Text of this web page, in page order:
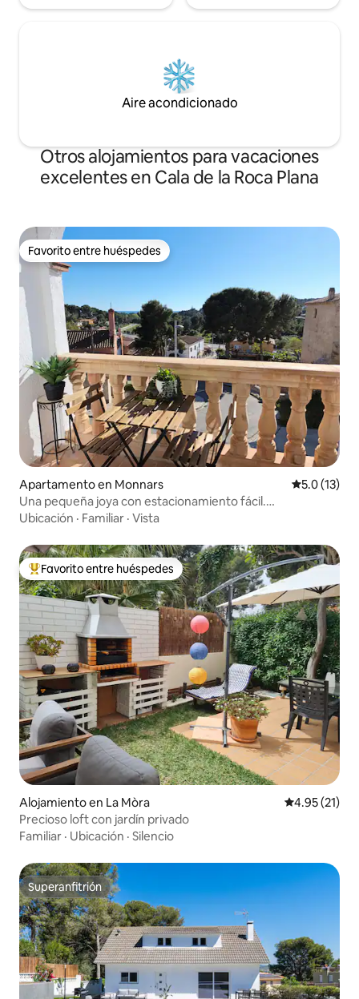
Aire acondicionado
Otros alojamientos para vacaciones
excelentes en Cala de la Roca Plana
Favorito entre huéspedes
Favorito entre huéspedes
Apartamento en Monnars Calificación
5.0 (13)
Una pequeña joya con estacionamiento fácil.
Apartamento La Pubilla
Ubicación · Familiar · Vista
Favorito entre huéspedes preferido
Favorito entre huéspedes
Alojamiento en La Mòra Calificación
4.95 (21)
Precioso loft con jardín privado
Familiar · Ubicación · Silencio
Superanfitrión
Superanfitrión